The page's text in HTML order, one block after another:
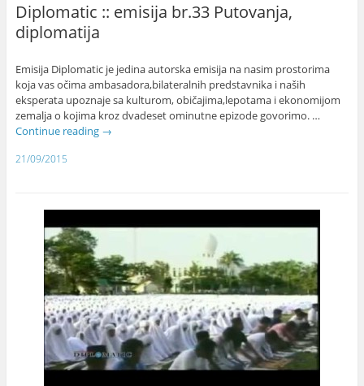
Diplomatic :: emisija br.33 Putovanja,
diplomatija
Emisija Diplomatic je jedina autorska emisija na nasim prostorima
koja vas očima ambasadora,bilateralnih predstavnika i naših
eksperata upoznaje sa kulturom, običajima,lepotama i ekonomijom
zemalja o kojima kroz dvadeset ominutne epizode govorimo. …
Continue reading →
21/09/2015